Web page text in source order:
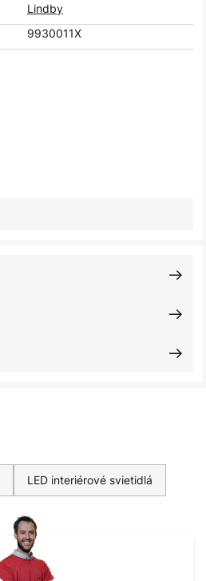
Lindby
9930011X
LED interiérové svietidlá